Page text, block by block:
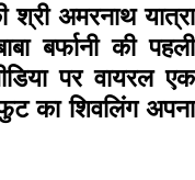
श्री अमरनाथ यात्रा
बर्फानी की पहली
पर वायरल एक
का शिवलिंग अपना